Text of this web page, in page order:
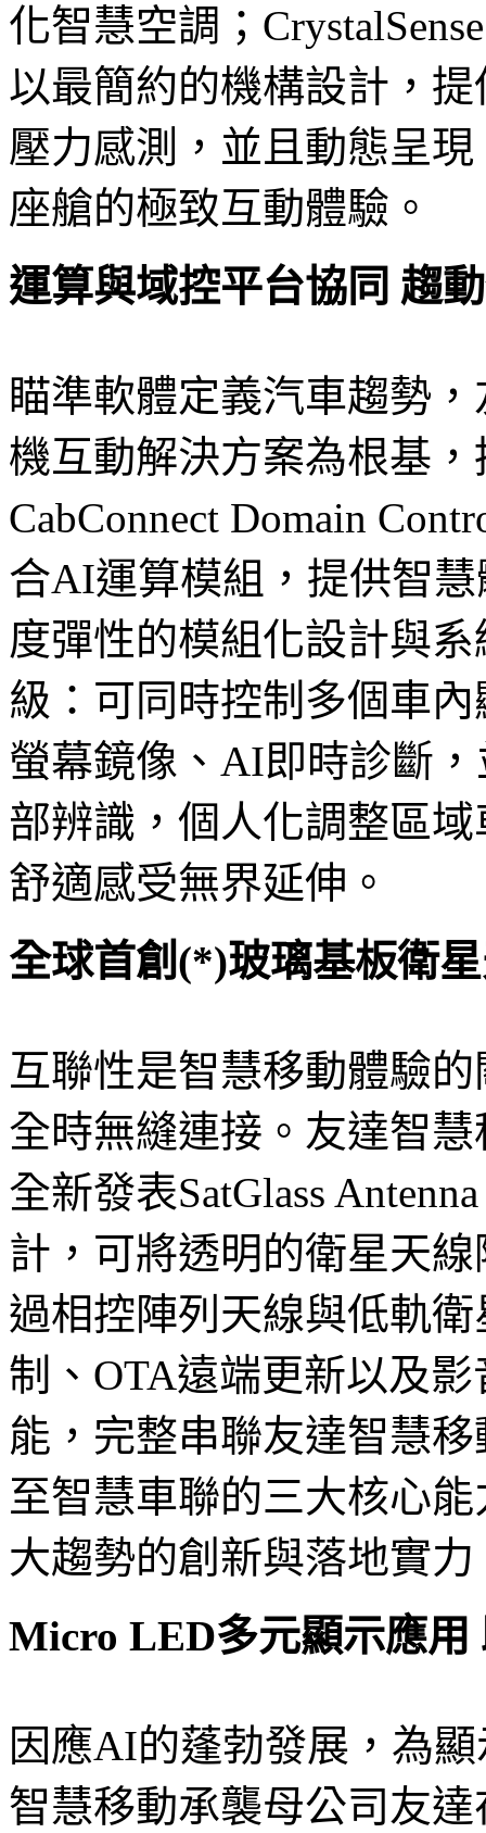
化智慧空調；
以最簡約的機構設計，
壓力感測，並且動態呈
座艙的極致互動體驗。
運算與域控平台協同 趨
瞄準軟體定義汽車趨勢
機互動解決方案為根基
CabConnect Domain
合AI運算模組，提供智
度彈性的模組化設計與
級：可同時控制多個車
螢幕鏡像、AI即時診斷
部辨識，個人化調整區
舒適感受無界延伸。
全球首創(*)玻璃基板衛
互聯性是智慧移動體驗
全時無縫連接。友達智
全新發表SatGlass
計，可將透明的衛星天
過相控陣列天線與低軌
制、OTA遠端更新以及
能，完整串聯友達智慧
至智慧車聯的三大核心
大趨勢的創新與落地實力
Micro LED多元顯示應用
因應AI的蓬勃發展，為
智慧移動承襲母公司友